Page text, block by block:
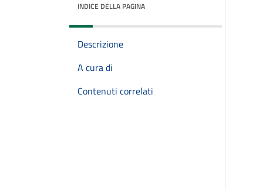
INDICE DELLA PAGINA
Descrizione
A cura di
Contenuti correlati